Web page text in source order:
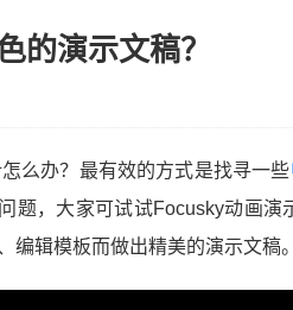
的演示文稿？
么办？最有效的方式是找寻一些
题，大家可试试Focusky动画演
辑模板而做出精美的演示文稿。